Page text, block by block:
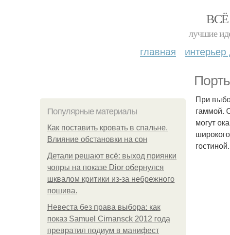
лучшие
главная
Популярные материалы
Как поставить кровать в спальне.
Влияние обстановки на сон
Детали решают всё: выход приянки
чопры на показе Dior обернулся
шквалом критики из-за небрежного
пошива.
Невеста без права выбора: как
показ Samuel Cirnansck 2012 года
превратил подиум в манифест
При
гаммой.
могут